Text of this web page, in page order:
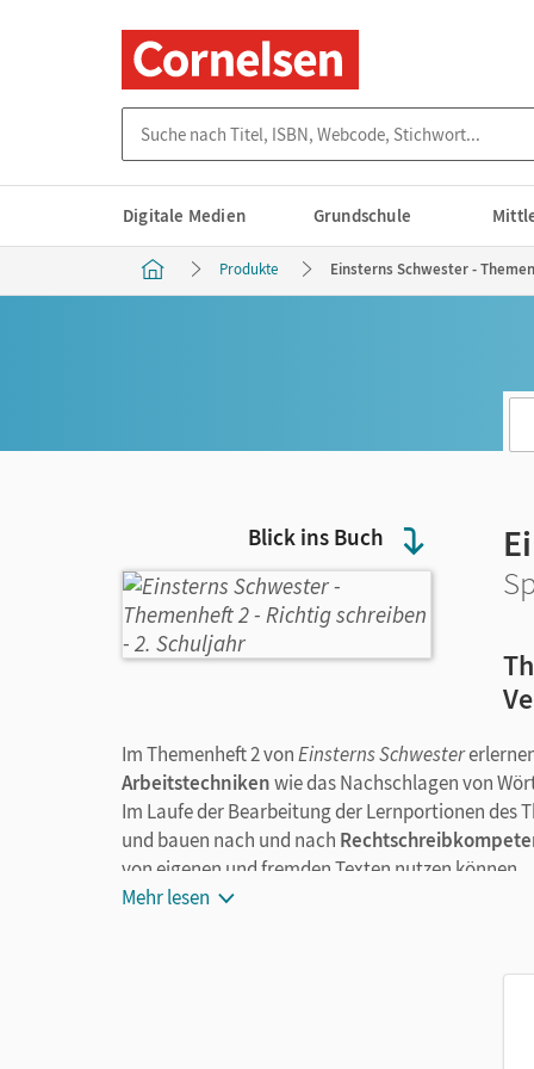
Digitale Medien Grundschule
Produkte Einsterns Schwester -
Blick ins Buch
Im Themenheft 2 vonEinsterns Schwester
Arbeitstechnikenwie das Nachschlagen von
Im Laufe der Bearbeitung der Lernportionen des
und bauen nach und nach
von eigenen und fremden Texten nutzen können.
Das Trainingsheft zum Grundwortschatz ergänzt
Anregungen für gemeinsames Handeln und
Mehr lesen